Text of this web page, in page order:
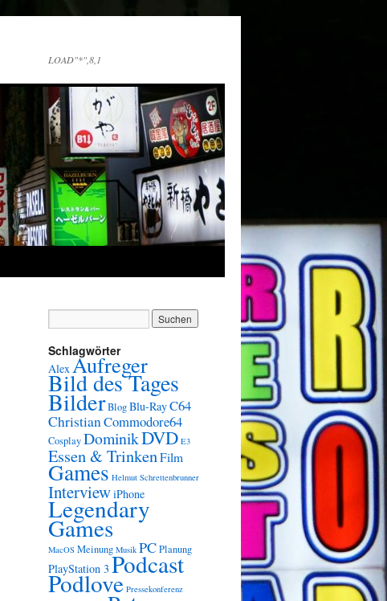
LOAD"*",8,1
Schlagwörter
AlexAufreger
Bild des Tages
BilderBlogBlu-RayC64
ChristianCommodore64
CosplayDominikDVD E3
Essen & TrinkenFilm
Games Helmut Schrettenbrunner
InterviewiPhone
Legendary
Games
MacOS Meinung Musik PCPlanung
PlayStation 3Podcast
Podlove Pressekonferenz